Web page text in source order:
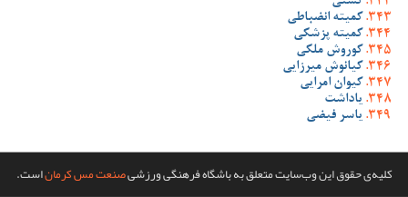
کمیته انضباطی
کمیته پزشکی
کوروش ملکی
کیانوش میرزایی
کیوان امرایی
یاداشت
یاسر فیضی
کلیه‌ی حقوق این وب‌سایت متعلق به باشگاه فرهنگی ورزشیصنعت مس کرماناست.